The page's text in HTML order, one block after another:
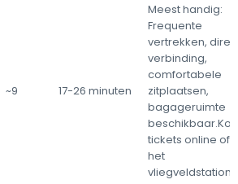
~9 17-26 minuten
Meest handig:
Frequente
vertrekken,
verbinding,
comfortabele
zitplaatsen,
bagageruimte
tickets online of
het
vliegveldstation.